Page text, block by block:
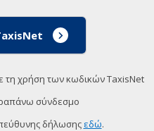
τη χρήση των κωδικών TaxisNet
σύνδεσμο
δήλωσης εδώ.